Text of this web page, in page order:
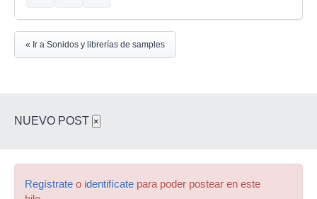
« Ir a Sonidos y librerías de samples
NUEVO POST ×
Regístrate o identifícate para poder postear en este